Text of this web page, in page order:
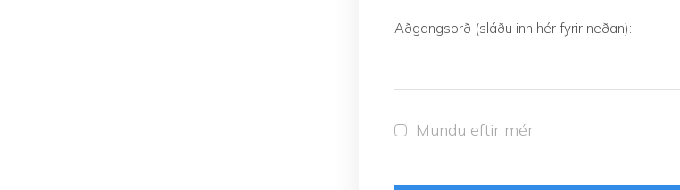
Aðgangsorð (sláðu inn hér fyrir neðan):
Mundu eftir mér